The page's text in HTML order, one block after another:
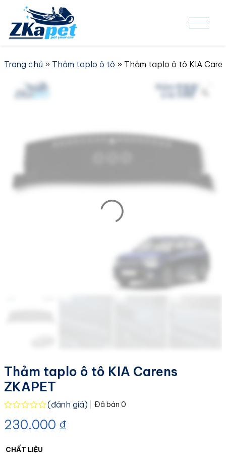
Skip to content
Trang chủ » Thảm taplo ô tô » Thảm taplo ô tô KIA
Thảm taplo ô tô KIA Carens
ZKAPET
xếp
5
(đánh giá) Đã bán0
230.000 ₫
CHẤT LIỆU